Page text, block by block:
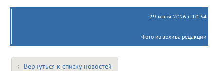
29 июня 2026 г. 10:34
Фото из архива редакции
Вернуться к списку новостей